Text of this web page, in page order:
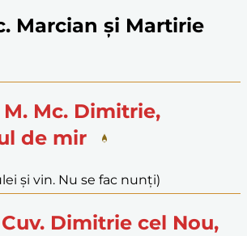
Marcian și Martirie
M. Mc. Dimitrie,
de mir
și vin. Nu se fac nunți)
Cuv. Dimitrie cel Nou,